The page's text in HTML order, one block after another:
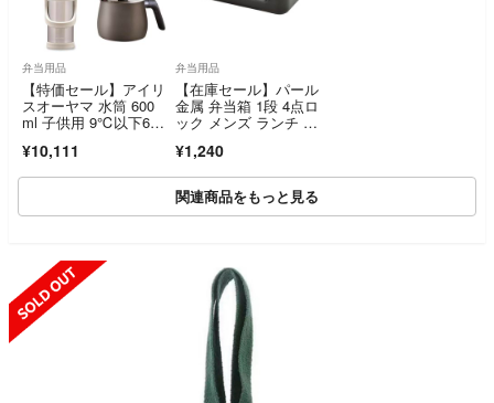
弁当用品
【特価セール】アイリ
スオーヤマ 水筒 600
ml 子供用 9℃以下6時
¥10,111
弁当用品
【在庫セール】パール
金属 弁当箱 1段 4点ロ
ック メンズ ランチ ボ
¥1,240
関連商品をもっと見る